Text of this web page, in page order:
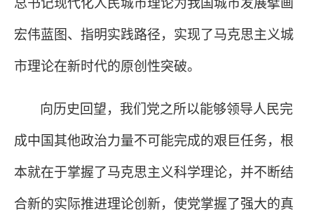
总书记现代化人民城市理论为我国城市发展擘画
宏伟蓝图、指明实践路径，实现了马克思主义城
市理论在新时代的原创性突破。
向历史回望，我们党之所以能够领导人民完
成中国其他政治力量不可能完成的艰巨任务，根
本就在于掌握了马克思主义科学理论，并不断结
合新的实际推进理论创新，使党掌握了强大的真